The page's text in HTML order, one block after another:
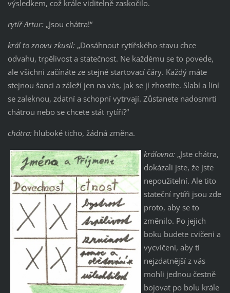
výsledkem, což krále viditelně zaskočilo.
rytíř Artur:„Jsou chátra!“
král to znovu zkusil:„Dosáhnout rytířského stavu chce
odvahu, trpělivost a statečnost. Ne každému se to povede,
ale všichni začínáte ze stejné startovací čáry. Každý máte
stejnou šanci a záleží jen na vás, jak se jí zhostíte. Slabí a líní
se zaleknou, zdatní a schopní vytrvají. Zůstanete nadosmrti
chátrou nebo se chcete stát rytíři?“
chátra:hluboké ticho, žádná změna.
královna:„Jste chátra,
dokázali jste, že jste
nepoužitelní. Ale tito
stateční rytíři jsou zde
proto, aby se to
změnilo. Po jejich
boku budete cvičeni a
vycvičeni, aby ti
nejzdatnější z vás
mohli jednou čestně
bojovat po bolu krále